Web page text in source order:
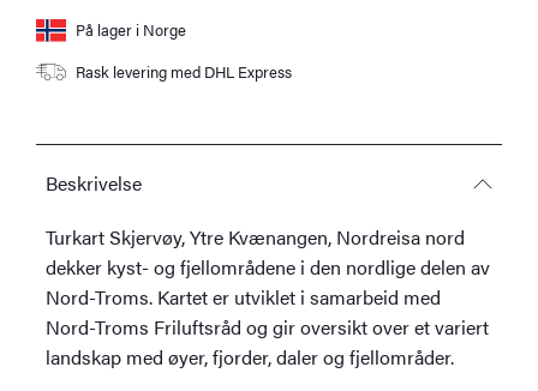
På lager i Norge
Rask levering med DHL Express
Beskrivelse
Turkart Skjervøy, Ytre Kvænangen, Nordreisa nord
dekker kyst- og fjellområdene i den nordlige delen av
Nord-Troms. Kartet er utviklet i samarbeid med
Nord-Troms Friluftsråd og gir oversikt over et variert
landskap med øyer, fjorder, daler og fjellområder.